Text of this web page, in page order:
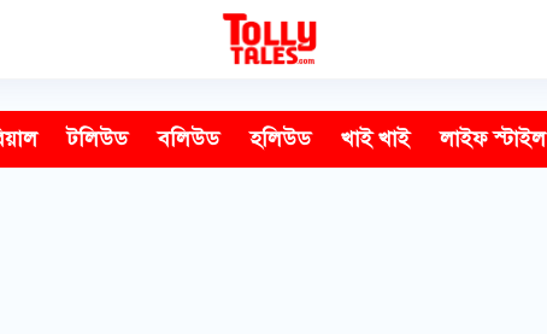
টলিউড বলিউড হলিউড খাই খাই লাইফ স্টাইল